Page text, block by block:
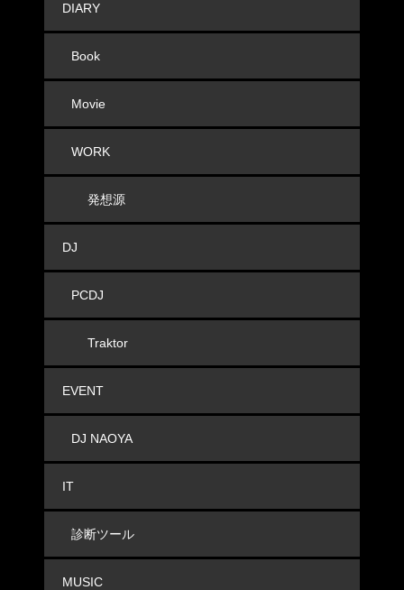
DIARY
Book
Movie
WORK
発想源
DJ
PCDJ
Traktor
EVENT
DJ NAOYA
IT
診断ツール
MUSIC